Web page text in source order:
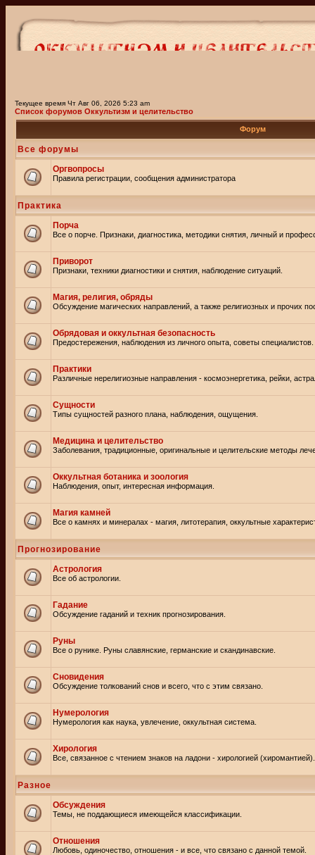
Текущее время Чт Авг 06, 2026 5:23 am
Список форумов Оккультизм и целительство
Форум
Все форумы
Оргвопросы
Правила регистрации, сообщения администратора
Практика
Порча
Все о порче. Признаки, диагностика, методики снятия, личный и
Приворот
Признаки, техники диагностики и снятия, наблюдение ситуаций.
Магия, религия, обряды
Обсуждение магических направлений, а также религиозных и прочих
Обрядовая и оккультная безопасность
Предостережения, наблюдения из личного опыта, советы специалистов.
Практики
Различные нерелигиозные направления - космоэнергетика, рейки,
Сущности
Типы сущностей разного плана, наблюдения, ощущения.
Медицина и целительство
Заболевания, традиционные, оригинальные и целительские методы
Оккультная ботаника и зоология
Наблюдения, опыт, интересная информация.
Магия камней
Все о камнях и минералах - магия, литотерапия, оккультные
Прогнозирование
Астрология
Все об астрологии.
Гадание
Обсуждение гаданий и техник прогнозирования.
Руны
Все о рунике. Руны славянские, германские и скандинавские.
Сновидения
Обсуждение толкований снов и всего, что с этим связано.
Нумерология
Нумерология как наука, увлечение, оккультная система.
Хирология
Все, связанное с чтением знаков на ладони - хирологией (хиромантией).
Разное
Обсуждения
Темы, не поддающиеся имеющейся классификации.
Отношения
Любовь, одиночество, отношения - и все, что связано с данной темой.